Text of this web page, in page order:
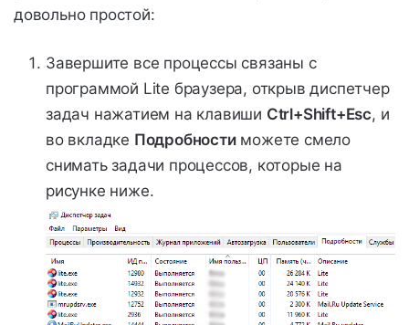
довольно простой:
Завершите все процессы связаны с
программой Lite браузера, открыв диспетчер
задач нажатием на клавиши Ctrl+Shift+Esc, и
во вкладке Подробностиможете смело
снимать задачи процессов, которые на
рисунке ниже.